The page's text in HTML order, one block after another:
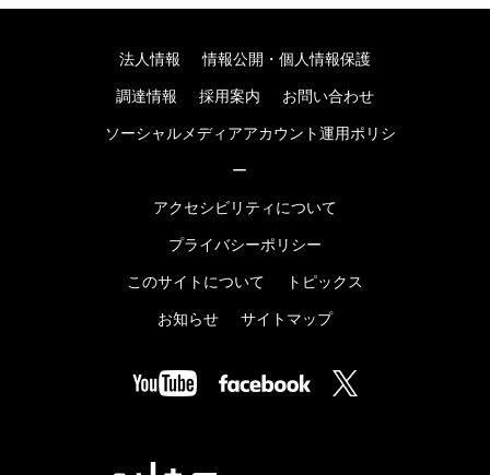
法人情報 情報公開・個人情報保護
調達情報 採用案内 お問い合わせ
ソーシャルメディアアカウント運用ポリシ
ー
アクセシビリティについて
プライバシーポリシー
このサイトについて トピックス
お知らせ サイトマップ